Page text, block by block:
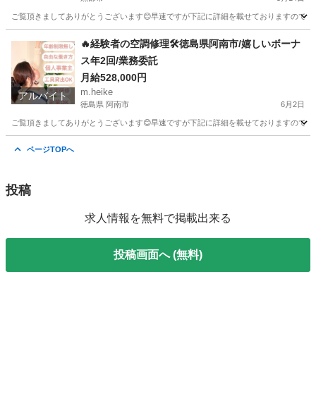
ご覧頂きましてありがとうございます😊早速ですが下記に詳細を載せておりますの
その他 スタッフ
アルバイト
🔥経験者の空調修理🛠️徳島県阿南市/嬉しいボーナ
ス年2回/業務委託
月給528,000円
m.heike
徳島県 阿南市 6月2日
ご覧頂きましてありがとうございます😊早速ですが下記に詳細を載せておりますので
ページTOPへ
投稿
求人情報を無料で掲載出来る
投稿画面へ (無料)